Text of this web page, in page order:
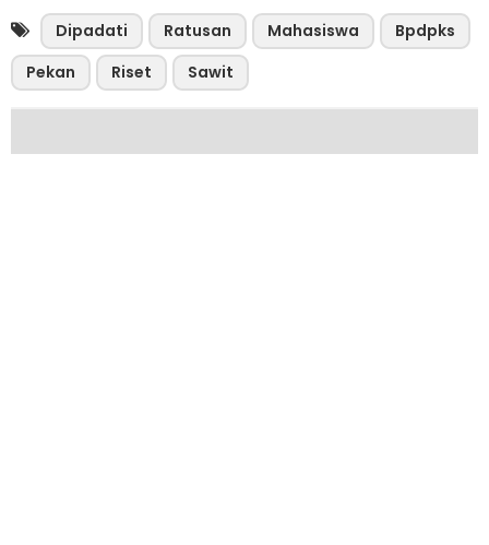
Dipadati Ratusan Mahasiswa
Bpdpks
Pekan
Riset Sawit